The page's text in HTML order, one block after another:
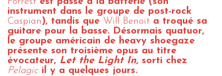
instrument dans le groupe de post-rock
Caspian ), tandis que Will Benoit a troqué sa
guitare pour la basse. Désormais quatuor,
le groupe américain de heavy shoegaze
présente son troisième opus au titre
évocateur, Let the Light In, sorti chez
Pelagicil y a quelques jours.